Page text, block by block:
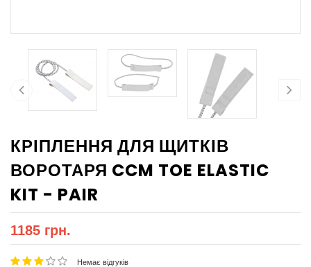
КРІПЛЕННЯ ДЛЯ ЩИТКІВ
ВОРОТАРЯ CCM TOE ELASTIC
KIT - PAIR
1185 грн.
Немає відгуків